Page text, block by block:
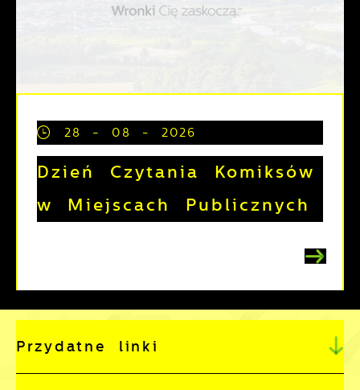
28 - 08 - 2026
Dzień Czytania Komiksów
w Miejscach Publicznych
Przydatne linki